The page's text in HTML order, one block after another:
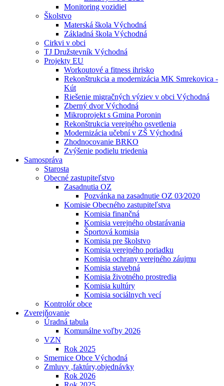
Monitoring vozidiel
Školstvo
Materská škola Východná
Základná škola Východná
Cirkvi v obci
TJ Družstevník Východná
Projekty EU
Workoutové a fitness ihrisko
Rekonštrukcia a modernizácia MK Smrekovica -
Kút
Riešenie migračných výziev v obci Východná
Zberný dvor Východná
Mikroprojekt s Gmina Poronin
Rekonštrukcia verejného osvetlenia
Modernizácia učební v ZŠ Východná
Zhodnocovanie BRKO
Zvýšenie podielu triedenia
Samospráva
Starosta
Obecné zastupiteľstvo
Zasadnutia OZ
Pozvánka na zasadnutie OZ 03⁄2020
Komisie Obecného zastupiteľstva
Komisia finančná
Komisia verejného obstarávania
Športová komisia
Komisia pre školstvo
Komisia verejného poriadku
Komisia ochrany verejného záujmu
Komisia stavebná
Komisia životného prostredia
Komisia kultúry
Komisia sociálnych vecí
Kontrolór obce
Zverejňovanie
Úradná tabula
Komunálne voľby 2026
VZN
Rok 2025
Smernice Obce Východná
Zmluvy ,faktúry,objednávky
Rok 2026